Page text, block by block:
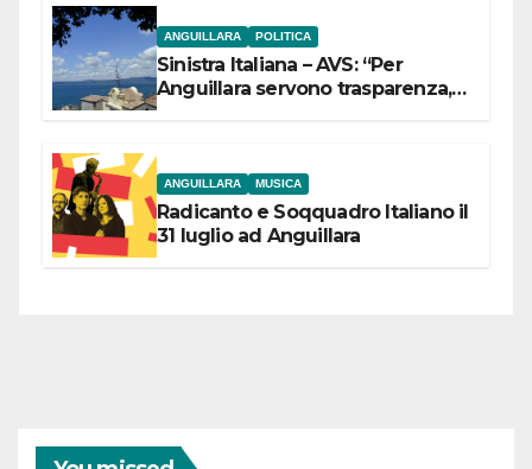
ANGUILLARA POLITICA
Sinistra Italiana – AVS: “Per
Anguillara servono trasparenza,
ANGUILLARA MUSICA
Radicanto e Soqquadro Italiano il
31 luglio ad Anguillara